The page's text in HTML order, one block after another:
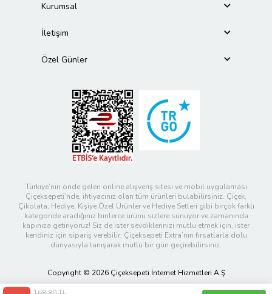
Kurumsal
İletişim
Özel Günler
Türkiye’nin önde gelen online alışveriş sitesi ve mobil uygulaması
Çiçeksepeti’nde, ihtiyacınız olan tüm ürünleri bulabilirsiniz. Çiçek,
Çikolata, Hediye, Kişiye Özel Ürünler ve Hediye Setleri gibi birçok farklı
kategoride aradığınız binlerce ürünü sizlere sunuyor ve zamanında
kapınıza getiriyoruz! Siz de ister sevdiklerinizi mutlu etmek için, ister
kendiniz için sipariş verebilir; Çiçeksepeti Extra’nın fırsatlarla dolu
dünyasıyla tanışarak mutlu bir gün geçirebilirsiniz.
Copyright © 2026 Çiçeksepeti İnternet Hizmetleri A.Ş